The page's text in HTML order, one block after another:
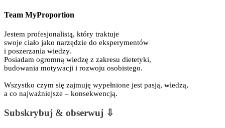
Team MyProportion
Jestem profesjonalistą, który traktuje
swoje ciało jako narzędzie do eksperymentów
i poszerzania wiedzy.
Posiadam ogromną wiedzę z zakresu dietetyki,
budowania motywacji i rozwoju osobistego.
Wszystko czym się zajmuję wypełnione jest pasją, wiedzą,
a co najważniejsze – konsekwencją.
Subskrybuj & obserwuj ⇩